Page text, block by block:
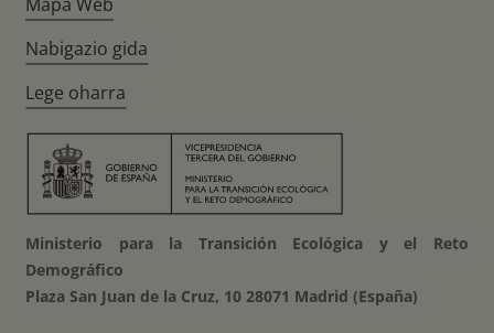
Nabigazio gida
Lege oharra
Ministerio para la Transición Ecológica y el Reto
Demográfico
Plaza San Juan de la Cruz, 10 28071 Madrid (España)